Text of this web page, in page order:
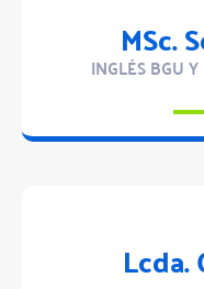
MSc.
INGLÉS BGU
Lcda.